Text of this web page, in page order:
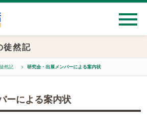
徒然記
然記 研究会・出展メンバーによる案内状
ーによる案内状